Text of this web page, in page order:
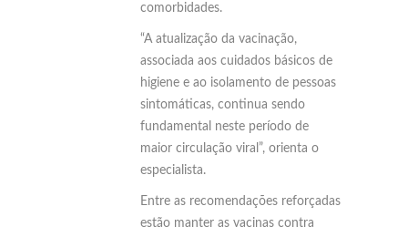
comorbidades.
“A atualização da vacinação,
associada aos cuidados básicos de
higiene e ao isolamento de pessoas
sintomáticas, continua sendo
fundamental neste período de
maior circulação viral”, orienta o
especialista.
Entre as recomendações reforçadas
estão manter as vacinas contra